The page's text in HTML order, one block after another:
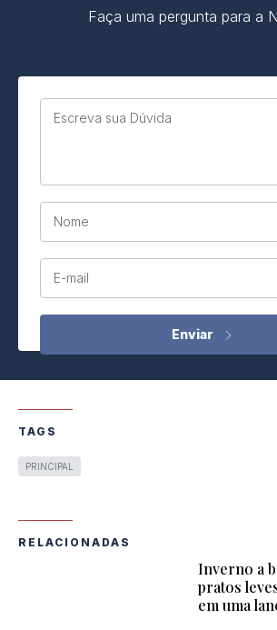
Faça uma pergunta para a
Escreva sua Dúvida
Nome
E-mail
TAGS
PRINCIPAL
RELACIONADAS
Inverno a
pratos
em uma